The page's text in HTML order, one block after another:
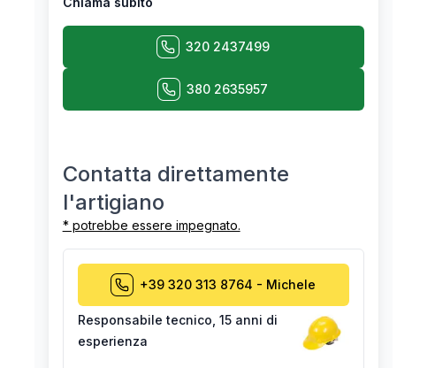
320 2437499
380 2635957
Contatta direttamente
l'artigiano
* potrebbe essere impegnato.
+39 320 313 8764 - Michele
Responsabile tecnico 15 anni di
esperienza